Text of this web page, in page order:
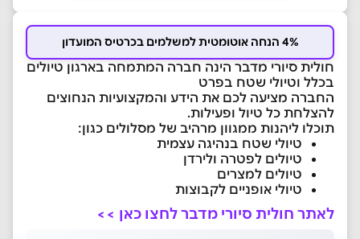
4% הנחה אוטומטית למשלמים בכרטיס המועדון
חולית סיורי מדבר הינה חברה המתמחה בארגון טיולים
בכלל וטיולי שטח בפרט
החברה מציעה לכם את הידע והמקצועיות הנחוצים
להצלחת כל טיול ופעילות.
תוכלו ליהנות ממגוון מרהיב של מסלולים כגון:
טיולי שטח בנהיגה עצמית
טיולים לפטרה ולירדן
טיולים למצרים
טיולי אופניים לקבוצות
לאתר חולית סיורי מדבר לחצו כאן >>